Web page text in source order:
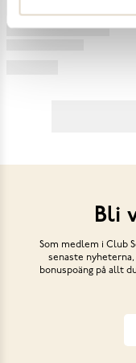
Bli
Som medlem i Club
senaste
bonuspoäng på allt